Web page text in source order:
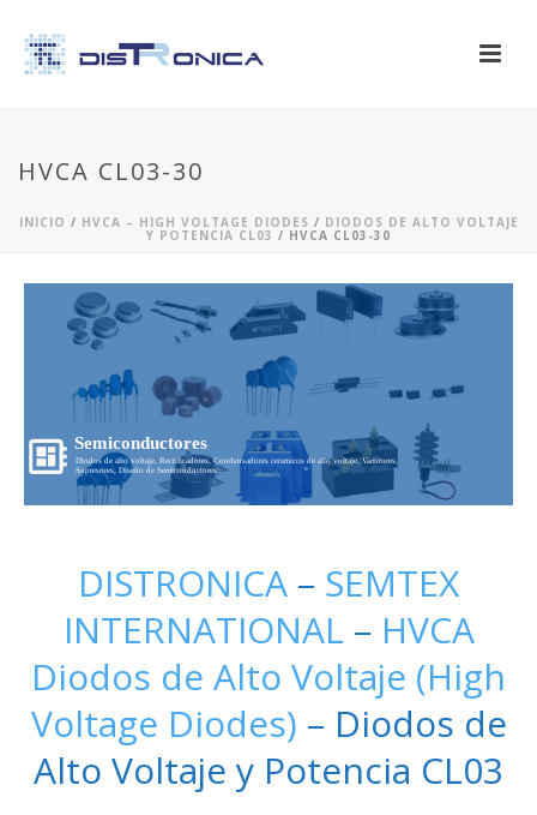
HVCA CL03-30
INICIO / HVCA – HIGH VOLTAGE DIODES / DIODOS DE ALTO VOLTAJE
Y POTENCIA CL03 / HVCA CL03-30
Semiconductores
Diodos de alto voltaje, Rectificadores, Condensadores ceramicos de alto voltaje, Varistores,
Supresores, Diseño de Semiconductores...
DISTRONICA – SEMTEX
INTERNATIONAL – HVCA
Diodos de Alto Voltaje (High
Voltage Diodes) – Diodos de
Alto Voltaje y Potencia CL03